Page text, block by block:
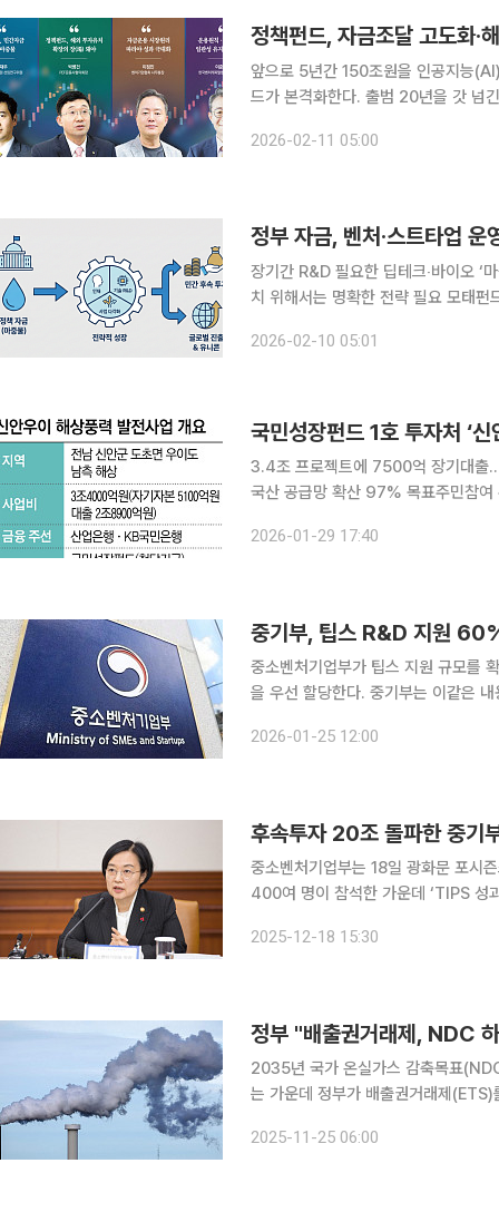
앞으로 5년간 150조원을 인공지능
드가 본격화한다. 출범 20년을 갓 넘
책펀드의 투자생태계 견인이 한국경
2026-02-11 05:00
장기간 R&D 필요한 딥테크‧바이오 ‘
치 위해서는 명확한 전략 필요 모태펀드와 국민성장펀드를 중심으로 한 정책 자금 투자 체계가 정교
과 임상 단계의 자금 공백을 메우는
2026-02-10 05:01
국민성장펀드 1호 투자처 ‘
3.4조 프로젝트에 7500억 장기대출
국산 공급망 확산 97% 목표주민참여 수
40조 원 규모 특화단지가 들어서며
2026-01-29 17:40
중기부, 팁스 R&D 지원
중소벤처기업부가 팁스 지원 규모를
을 우선 할당한다. 중기부는 이같은 내용의 '2026년 팁스 창업기업 지원계획 공고'를 26일 실시한
고, 정부가 연구개발(R&D)과 사업화
2026-01-25 12:00
후속투자 20조 돌파한 중기
중소벤처기업부는 18일 광화문 포시
400여 명이 참석한 가운데 ‘TIPS 성과공유회’를 개
2025-12-18 15:30
정부 "배출권거래제, NDC
2035년 국가 온실가스 감축목표(NDC)가
는 가운데 정부가 배출권거래제
를 통해 산업계의 탄소중립 전환을 적
2025-11-25 06:00